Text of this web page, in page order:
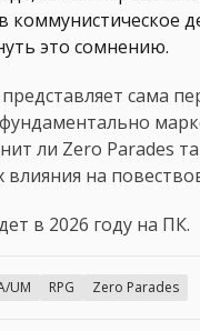
коммунистическое
это сомнению.
сама
ли Zero Parades
на
в 2026 году на ПК.
UM RPG Zero Parades